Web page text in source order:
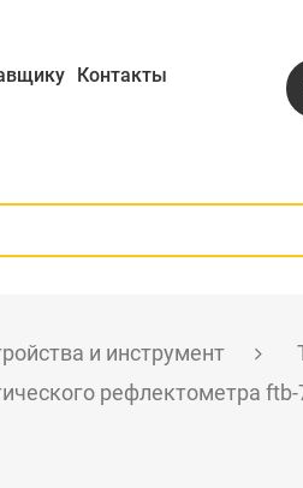
Контакты
и инструмент
рефлектометра ftb-